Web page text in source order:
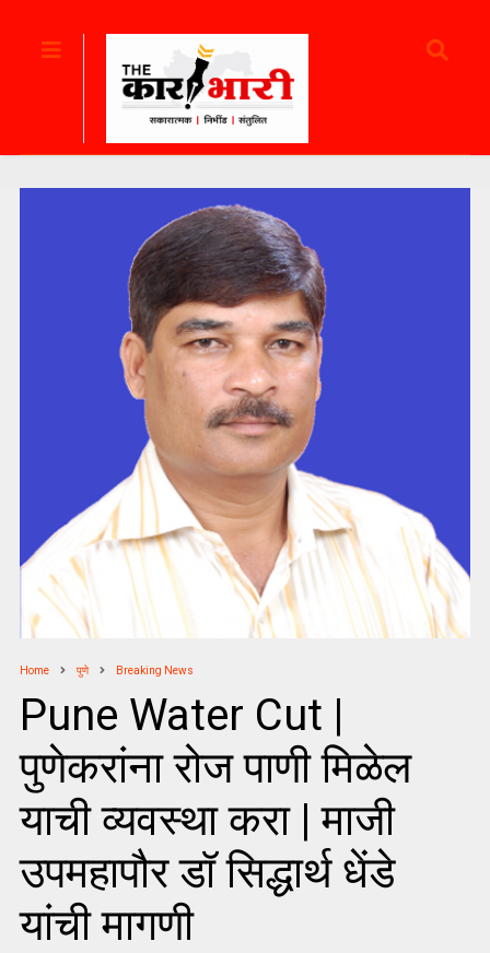
Home पुणे Breaking News
Pune Water Cut |
पुणेकरांना रोज पाणी मिळेल
याची व्यवस्था करा | माजी
उपमहापौर डॉ सिद्धार्थ धेंडे
यांची मागणी